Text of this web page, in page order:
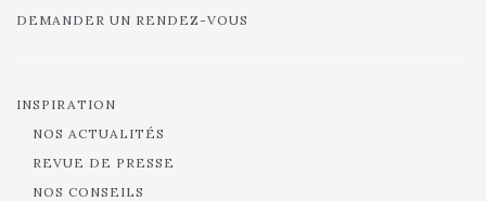
DEMANDER UN RENDEZ-VOUS
INSPIRATION
NOS ACTUALITÉS
REVUE DE PRESSE
NOS CONSEILS